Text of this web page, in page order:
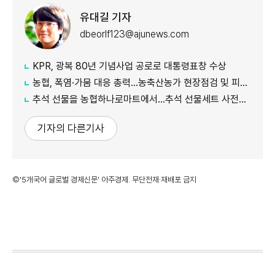
유대길 기자
dbeorlf123@ajunews.com
KPR, 광복 80년 기념사업 공로로 대통령표창 수상
농협, 폭염·가뭄 대응 총력...농축산농가 현장점검 및 피해 예방 강화
추석 선물을 농협하나로마트에서…추석 선물세트 사전예약 실시
기자의 다른기사
©'5개국어 글로벌 경제신문' 아주경제. 무단전재·재배포 금지